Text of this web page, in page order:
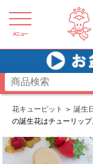
メニュー
花キューピット 誕生
の誕生花はチューリッ